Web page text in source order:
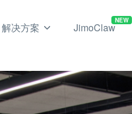
解决方案 JimoClaw
NEW